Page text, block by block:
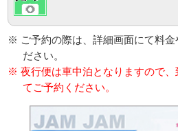
※ ご予約の際は、詳細画面にて料金
ださい。
※ 夜行便は車中泊となりますので、
てご予約ください。